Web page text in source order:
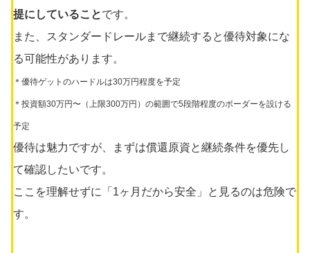
提にしていることです。
また、スタンダードレールまで継続すると優待対象にな
る可能性があります。
＊優待ゲットのハードルは30万円程度を予定
＊投資額30万円〜（上限300万円）の範囲で5段階程度のボーダーを設ける
予定
優待は魅力ですが、まずは償還原資と継続条件を優先し
て確認したいです。
ここを理解せずに「1ヶ月だから安全」と見るのは危険で
す。